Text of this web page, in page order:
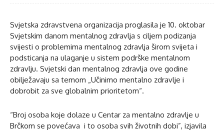
Svjetska zdravstvena organizacija proglasila je 10. oktobar
Svjetskim danom mentalnog zdravlja s ciljem podizanja
svijesti o problemima mentalnog zdravlja širom svijeta i
podsticanja na ulaganje u sistem podrške mentalnom
zdravlju. Svjetski dan mentalnog zdravlja ove godine
obilježavaju sa temom „Učinimo mentalno zdravlje i
dobrobit za sve globalnim prioritetom“.
“Broj osoba koje dolaze u Centar za mentalno zdravlje u
Brčkom se povećava i to osoba svih životnih dobi”, izjavila